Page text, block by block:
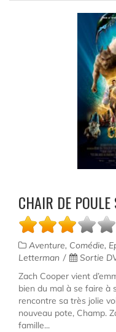
CHAIR DE
Aventure, Comédie,
Letterman
Sortie
Zach Cooper vient
bien du mal à se faire à
rencontre sa très jolie
nouveau pote, Champ.
famille...